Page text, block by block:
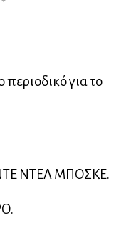
περιοδικό για το
ΝΤΕΛ ΜΠΟΣΚΕ.